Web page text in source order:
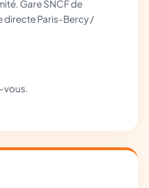
Gare SNCF de
directe Paris-Bercy /
vous.